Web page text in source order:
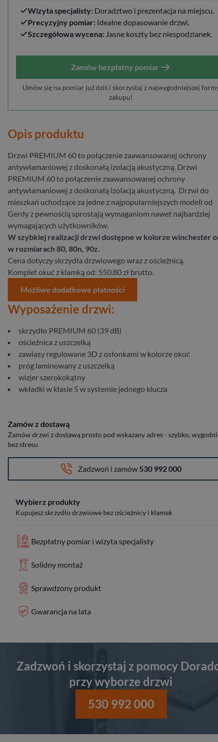
Wizyta specjalisty: Doradztwo i prezentacja na miejscu.
Precyzyjny pomiar: Idealne dopasowanie drzwi.
Szczegółowa wycena: Jasne koszty bez niespodzianek.
Zamów bezpłatny pomiar
Umów się na pomiar już dziś i skorzystaj z najwygodniejszej
zakupu!
Opis produktu
Drzwi PREMIUM 60 to połączenie zaawansowanej ochrony
antywłamaniowej z doskonałą izolacją akustyczną. Drzwi
PREMIUM 60 to połączenie zaawansowanej ochrony
antywłamaniowej z doskonałą izolacją akustyczną. Drzwi do
mieszkań uchodzące za jedne z najpopularniejszych modeli od
Gerdy z pewnością sprostają wymaganiom nawet najbardziej
wymagających użytkowników.
W szybkiej realizacji drzwi dostępne w kolorze winchester
w rozmiarach 80, 80n, 90z.
Cena dotyczy skrzydła drzwiowego wraz z ościeżnicą.
Komplet okuć z klamką od: 550,80 zł brutto.
Możliwe dodatkowe płatności
Wyposażenie drzwi:
skrzydło PREMIUM 60 (39 dB)
ościeżnica z uszczelką
zawiasy regulowane 3D z osłonkami w kolorze okuć
próg laminowany z uszczelką
wizjer szerokokątny
wkładki w klasie 5 w systemie jednego klucza
Zamów z dostawą
Zamów drzwi z dostawą prosto pod wskazany adres - szybko,
bez stresu
Zadzwoń i zamów 530 992 000
Wybierz produkty
Kupujesz skrzydło drzwiowe bez ościeżnicy i klamek
Bezpłatny pomiar i wizyta specjalisty
Solidny montaż
Sprawdzony produkt
Gwarancja na lata
Zadzwoń i skorzystaj z pomocy
przy wyborze drzwi
530 992 000